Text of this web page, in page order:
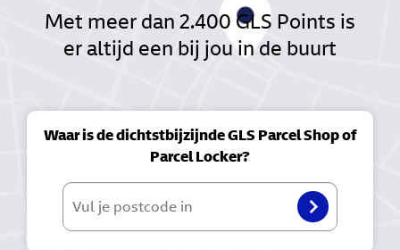
Met meer dan 2.400 GLS Points is
er altijd een bij jou in de buurt
Waar is de dichtstbijzijnde GLS Parcel Shop of
Parcel Locker?
Vul je postcode in